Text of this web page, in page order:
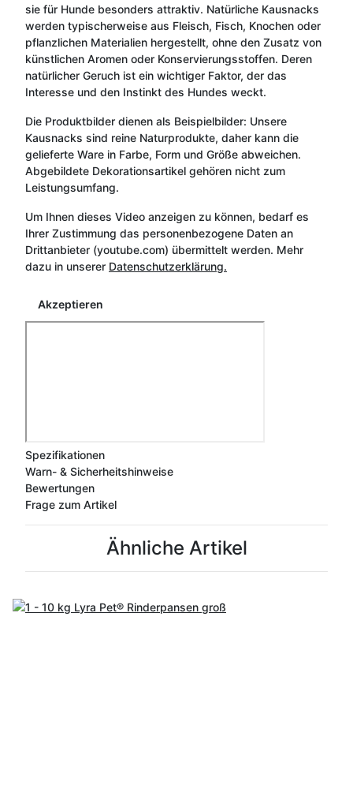
sie für Hunde besonders attraktiv. Natürliche Kausnacks
werden typischerweise aus Fleisch, Fisch, Knochen oder
pflanzlichen Materialien hergestellt, ohne den Zusatz von
künstlichen Aromen oder Konservierungsstoffen. Deren
natürlicher Geruch ist ein wichtiger Faktor, der das
Interesse und den Instinkt des Hundes weckt.
Die Produktbilder dienen als Beispielbilder: Unsere
Kausnacks sind reine Naturprodukte, daher kann die
gelieferte Ware in Farbe, Form und Größe abweichen.
Abgebildete Dekorationsartikel gehören nicht zum
Leistungsumfang.
Um Ihnen dieses Video anzeigen zu können, bedarf es
Ihrer Zustimmung das personenbezogene Daten an
Drittanbieter (youtube.com) übermittelt werden. Mehr
dazu in unserer Datenschutzerklärung.
Akzeptieren
Spezifikationen
Warn- & Sicherheitshinweise
Bewertungen
Frage zum Artikel
Ähnliche Artikel